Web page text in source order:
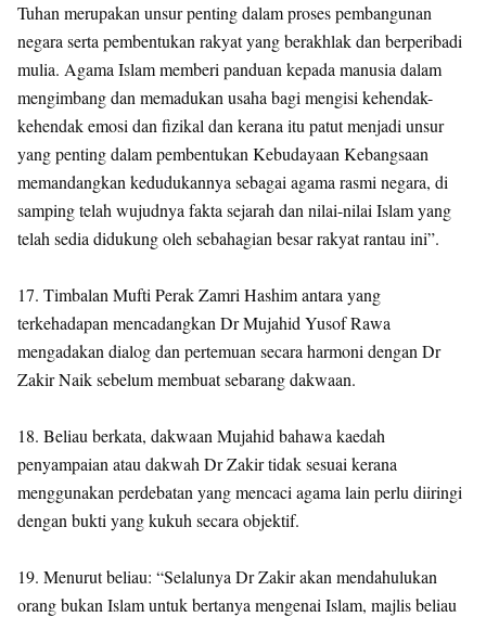
Tuhan merupakan unsur penting dalam proses pembangunan
negara serta pembentukan rakyat yang berakhlak dan berperibadi
mulia. Agama Islam memberi panduan kepada manusia dalam
mengimbang dan memadukan usaha bagi mengisi kehendak-
kehendak emosi dan fizikal dan kerana itu patut menjadi unsur
yang penting dalam pembentukan Kebudayaan Kebangsaan
memandangkan kedudukannya sebagai agama rasmi negara, di
samping telah wujudnya fakta sejarah dan nilai-nilai Islam yang
telah sedia didukung oleh sebahagian besar rakyat rantau ini”.
17. Timbalan Mufti Perak Zamri Hashim antara yang
terkehadapan mencadangkan Dr Mujahid Yusof Rawa
mengadakan dialog dan pertemuan secara harmoni dengan Dr
Zakir Naik sebelum membuat sebarang dakwaan.
18. Beliau berkata, dakwaan Mujahid bahawa kaedah
penyampaian atau dakwah Dr Zakir tidak sesuai kerana
menggunakan perdebatan yang mencaci agama lain perlu diiringi
dengan bukti yang kukuh secara objektif.
19. Menurut beliau: “Selalunya Dr Zakir akan mendahulukan
orang bukan Islam untuk bertanya mengenai Islam, majlis beliau